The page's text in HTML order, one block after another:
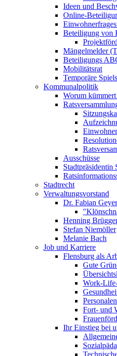
Ideen und
Online-
Beteiligung von
Mängelmelder
Beteiligungs
Mobilitätsrat
Temporäre
Kommunalpolitik
Worum
Ausschüsse
Stadtpräsidentin
Stadtrecht
Verwaltungsvorstand
Dr. Fabian Geyer
Henning
Stefan Niemöller
Melanie Bach
Job und Karriere
Flensburg als
Gute
Work-
Fort- und
Ihr Einstieg bei